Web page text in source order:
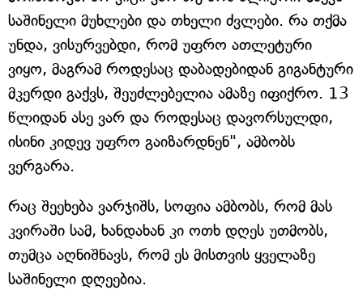
საშინელი მუხლები და თხელი ძვლები. რა თქმა
უნდა, ვისურვებდი, რომ უფრო ათლეტური
ვიყო, მაგრამ როდესაც დაბადებიდან გიგანტური
მკერდი გაქვს, შეუძლებელია ამაზე იფიქრო. 13
წლიდან ასე ვარ და როდესაც დავორსულდი,
ისინი კიდევ უფრო გაიზარდნენ", ამბობს
ვერგარა.
რაც შეეხება ვარჯიშს, სოფია ამბობს, რომ მას
კვირაში სამ, ხანდახან კი ოთხ დღეს უთმობს,
თუმცა აღნიშნავს, რომ ეს მისთვის ყველაზე
საშინელი დღეებია.